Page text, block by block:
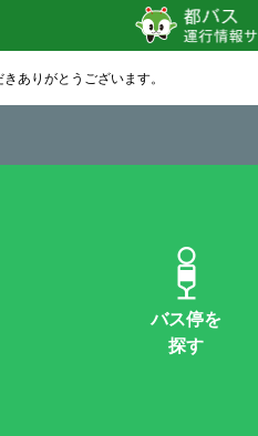
ありがとうございます。
バス停を
探す